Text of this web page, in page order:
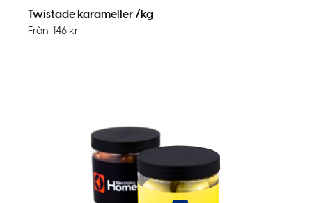
Twistade karameller /kg
Från 146 kr